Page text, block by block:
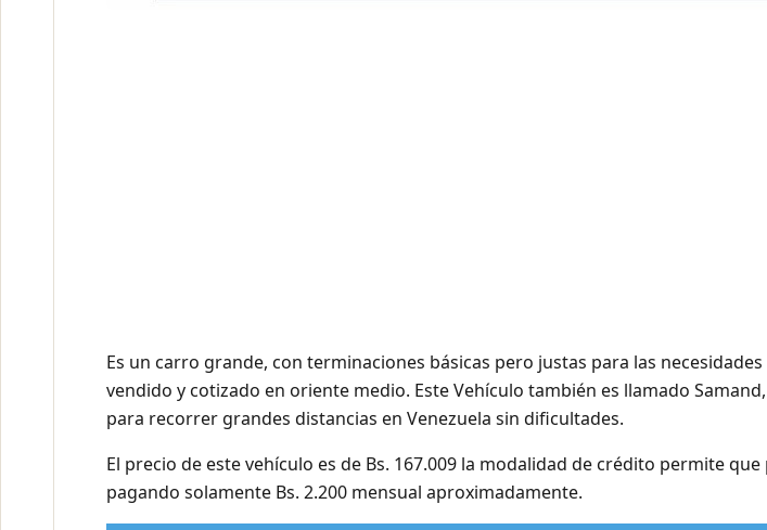
Es un carro grande, con terminaciones básicas pero justas para las
vendido y cotizado en oriente medio. Este Vehículo también es llamado
para recorrer grandes distancias en Venezuela sin dificultades.
El precio de este vehículo es de Bs. 167.009 la modalidad de crédito permite
pagando solamente Bs. 2.200 mensual aproximadamente.